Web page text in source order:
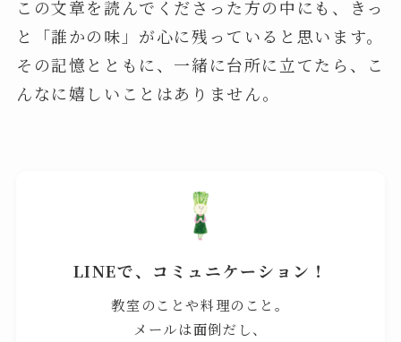
この文章を読んでくださった方の中にも、きっ
と「誰かの味」が心に残っていると思います。
その記憶とともに、一緒に台所に立てたら、こ
んなに嬉しいことはありません。
LINEで、コミュニケーション！
教室のことや料理のこと。
メールは面倒だし、